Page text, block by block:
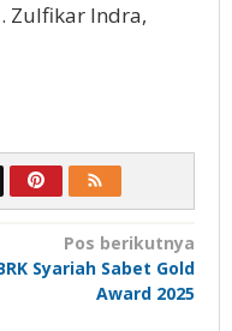
Zulfikar Indra,
Pos berikutnya
Syariah Sabet Gold
Award 2025